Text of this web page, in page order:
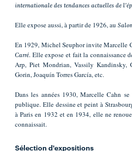
internationale des tendances actuelles de
Elle expose aussi, à partir de 1926, au
En 1929, Michel Seuphor invite Marcelle
Carré. Elle expose et fait la connaissance
Arp, Piet Mondrian, Vassily Kandinsky,
Gorin, Joaquín Torres García, etc.
Dans les années 1930, Marcelle Cahn
publique. Elle dessine et peint à
à Paris en 1932 et en 1934, elle ne
connaissait.
Sélection d'expositions